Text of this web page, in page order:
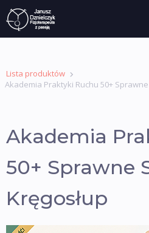
Lista produktów
Akademia Praktyki Ruchu 50+
Akademia
50+ Sprawne
Kręgosłup